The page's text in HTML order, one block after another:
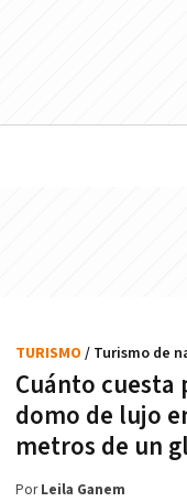
Cuánto cuesta
domo de lujo
metros de un
TURISMO / Turismo de
PorLeila Ganem